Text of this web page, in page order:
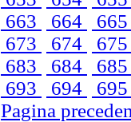
663
664 665
673
674 675
683
684 685
693
694 695
Pagina